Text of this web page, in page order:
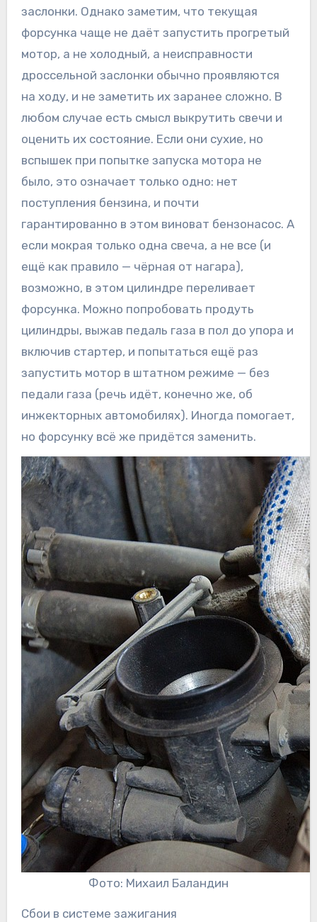
заслонки. Однако заметим, что текущая
форсунка чаще не даёт запустить прогретый
мотор, а не холодный, а неисправности
дроссельной заслонки обычно проявляются
на ходу, и не заметить их заранее сложно. В
любом случае есть смысл выкрутить свечи и
оценить их состояние. Если они сухие, но
вспышек при попытке запуска мотора не
было, это означает только одно: нет
поступления бензина, и почти
гарантированно в этом виноват бензонасос. А
если мокрая только одна свеча, а не все (и
ещё как правило — чёрная от нагара),
возможно, в этом цилиндре переливает
форсунка. Можно попробовать продуть
цилиндры, выжав педаль газа в пол до упора и
включив стартер, и попытаться ещё раз
запустить мотор в штатном режиме — без
педали газа (речь идёт, конечно же, об
инжекторных автомобилях). Иногда помогает,
но форсунку всё же придётся заменить.
Фото: Михаил Баландин
Сбои в системе зажигания